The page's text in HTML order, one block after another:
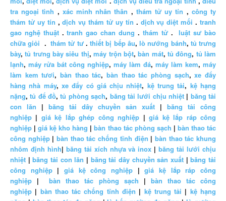
tra ngoại tình , xác minh nhân thân , thám tử uy tín , công ty
thám tử uy tín ,dịch vụ thám tử uy tín . dịch vụ diệt mối .tranh
gao nghệ thuật.tranh gao chan dung . thám tử.luật sư bào
chữa giỏi .thám tử tư.thiết bị bếp âu,lò nướng bánh, tủ trưng
bày,tủ trưng bày siêu thị,máy trộn bột,bàn mát, tủ đông, tủ làm
lạnh, máy rửa bát công nghiệp, máy làm đá, máy làm kem, máy
làm kem tươi,bàn thao tác,bàn thao tác phòng sạch,xe đẩy
hàng nhà máy, xe đẩy có giá chịu nhiệt, kệ trung tải, kệ hạng
nặng,tủ để đồ,tủ phòng sạch, băng tải lưới chịu nhiệt| băng tải
con lăn | băng tải dây chuyền sản xuất | băng tải công
nghiệp | giá kệ lắp ghép công nghiệp |giá kệ lắp ráp công
nghiệp |giá kệ kho hàng |bàn thao tác phòng sạch | bàn thao tác
công nghiệp|bàn thao tác chống tĩnh điện | bàn thao tác khung
nhôm định hình| băng tải xích nhựa và inox |băng tải lưới chịu
nhiệt |băng tải con lăn | băng tải dây chuyền sản xuất |băng tải
công nghiệp|giá kệ công nghiệp |giá kệ lắp ráp công
nghiệp |bàn thao tác phòng sạch | bàn thao tác công
nghiệp | bàn thao tác chống tĩnh điện | kệ trung tải | kệ hạng